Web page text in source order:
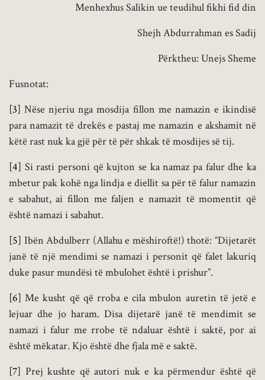
Menhexhus Salikin ue teudihul fikhi fid din
Shejh Abdurrahman es Sadij
Përktheu: Unejs Sheme
Fusnotat:
[3] Nëse njeriu nga mosdija fillon me namazin e ikindisë
para namazit të drekës e pastaj me namazin e akshamit në
këtë rast nuk ka gjë për të për shkak të mosdijes së tij.
[4] Si rasti personi që kujton se ka namaz pa falur dhe ka
mbetur pak kohë nga lindja e diellit sa për të falur namazin
e sabahut, ai fillon me faljen e namazit të momentit që
është namazi i sabahut.
[5] Ibën Abdulberr (Allahu e mëshiroftë!) thotë: “Dijetarët
janë të një mendimi se namazi i personit që falet lakuriq
duke pasur mundësi të mbulohet është i prishur”.
[6] Me kusht që që rroba e cila mbulon auretin të jetë e
lejuar dhe jo haram. Disa dijetarë janë të mendimit se
namazi i falur me rrobe të ndaluar është i saktë, por ai
është mëkatar. Kjo është dhe fjala më e saktë.
[7] Prej kushte që autori nuk e ka përmendur është që